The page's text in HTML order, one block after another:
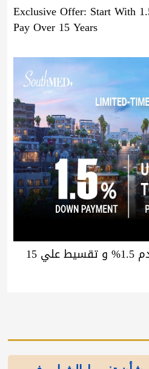
Exclusive Offer: Start With
Pay Over 15 Years
عرض لفترة محدودة مقدم 1.5% و تقسيط علي 15